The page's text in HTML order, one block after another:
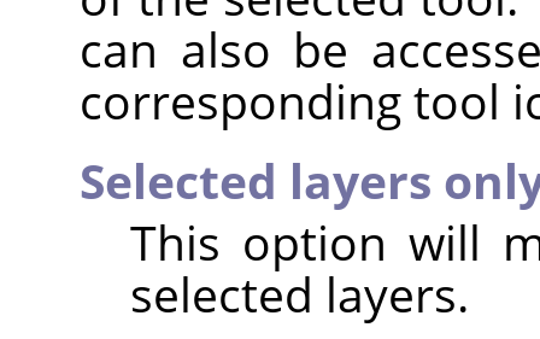
can also be
corresponding tool
Selected layers
This option will
selected layers.